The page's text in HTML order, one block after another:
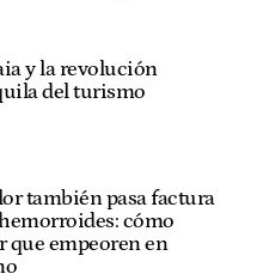
y la revolución
del turismo
también pasa factura
cómo
que empeoren en